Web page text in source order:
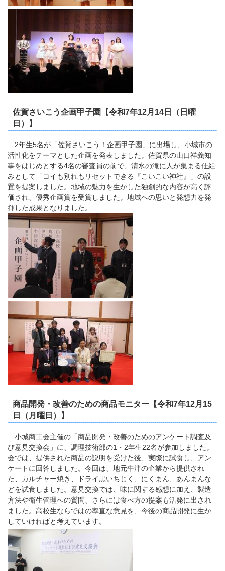
佐賀さいこう企画甲子園【令和7年12月14日（日曜
日）】
2年生5名が「佐賀さいこう！企画甲子園」に出場し、小城市の
活性化をテーマとした企画を発表しました。佐賀県の山口祥義知
事をはじめとする4名の審査員の前で、清水の滝に人が集まる仕組
みとして「コイも別れもリセットできる『こいこい神社』」の設
置を提案しました。地域の魅力を生かした独創的な内容が高く評
価され、優秀企画賞を受賞しました。地域への思いと発想力を発
揮した成果となりました。
商品開発・改善のための商品モニター【令和7年12月15
日（月曜日）】
小城商工会主催の「商品開発・改善のためのアンケート調査及
び意見交換会」に、調理技術部の1・2年生22名が参加しました。
会では、提供された商品の説明を受けた後、実際に試食し、アン
ケートに回答しました。今回は、地元牛津の企業から提供され
た、カルチャー焼き、ドライ黒いちじく、にくまん、あんまんな
どを試食しました。意見交換では、味に関する感想に加え、製造
方法や衛生管理への質問、さらには食べ方の提案も活発に出され
ました。高校生ならではの率直な意見を、今後の商品開発に生か
していければと考えています。